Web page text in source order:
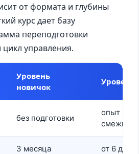
от формата и глубины
курс дает базу
переподготовки
управления.
Уровень
новичок
Уровень
без подготовки
опыт в
смежной
3 месяца от 6 до